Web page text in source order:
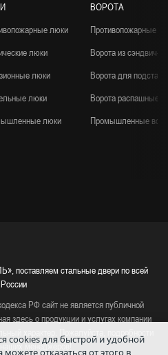
люки
люки
люки
люки
люки
ВОРОТА
Противопожарные
Ворота из сэндвич-
Ворота для
Ворота распашные
Промышленные
поставляем стальные двери по всей
России
РФ сайт не является публичной
здесь о продукции и услугах компании
наших менеджеров!
cookies для быстрой и удобной
можете отказаться от этого в